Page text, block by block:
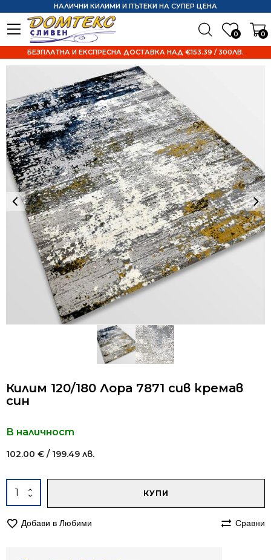
0 0
НАЛИЧНИ КИЛИМИ И ПЪТЕКИ НА СУПЕР ЦЕНА
БЕЗПЛАТНА И ЕКСПРЕСНА ДОСТАВКА НАД €153.39 / 300ЛВ.
Килим 120/180 Лора 7871 сив кремав
син
В наличност
102.00 € / 199.49 лв.
количество
за
120/180
КУПИ
Добави в Любими Сравни